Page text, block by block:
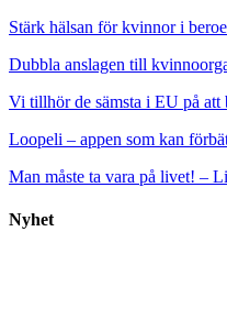
Stärk hälsan för kvinnor i
Dubbla anslagen till
Vi tillhör de sämsta i EU på att
Loopeli – appen som kan
Man måste ta vara på livet! –
Nyhet